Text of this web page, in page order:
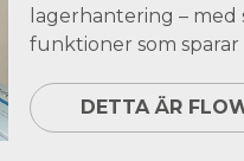
lagerhantering – med
funktioner som sparar
DETTA ÄR